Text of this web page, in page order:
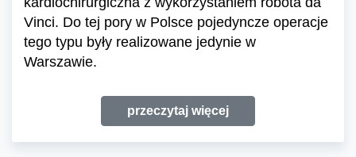
Vinci. Do tej pory w Polsce pojedyncze operacje
tego typu były realizowane jedynie w
Warszawie.
przeczytaj więcej